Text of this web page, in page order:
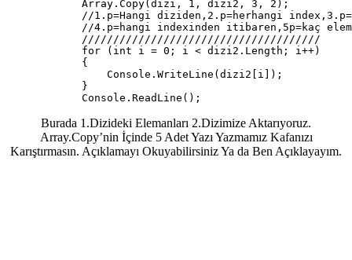
            Array.Copy(dizi, 1, dizi2, 3, 2);
//1.p=Hangi diziden,2.p=herhangi
//4.p=hangi indexinden itibaren,5p=kaç
            //////////////////////////////////////
            for (int i = 0; i < dizi2.Length; i++)
            {
                Console.WriteLine(dizi2[i]);
            }
            Console.ReadLine();
Burada 1.Dizideki Elemanları 2.Dizimize Aktarıyoruz.
Array.Copy’nin İçinde 5 Adet Yazı Yazmamız Kafanızı
Karıştırmasın. Açıklamayı Okuyabilirsiniz Ya da Ben Açıklayayım.